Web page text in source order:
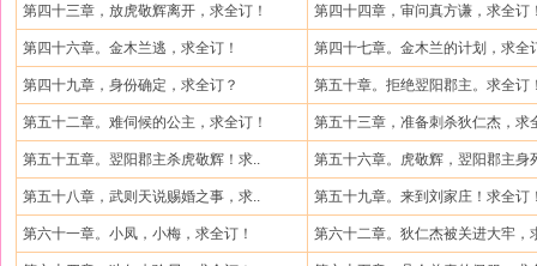
第四十三章，放虎敬辉离开，求全订！ 第四十四章，审问真方谦，求全订
第四十六章。金木兰逃，求全订！ 第四十七章。金木兰的计划，求全
第四十九章，身份确定，求全订？ 第五十章。拒绝翌阳郡主。求全订
第五十二章。难伺候的公主，求全订！ 第五十三章，准备刺杀狄仁杰，求
第五十五章。翌阳郡主杀虎敬辉！求.. 第五十六章。虎敬辉，翌阳郡主身
第五十八章，武则天说赐婚之事，求.. 第五十九章。来到刘家庄！求全订
第六十一章。小凤，小梅，求全订！ 第六十二章。狄仁杰被关进大牢，